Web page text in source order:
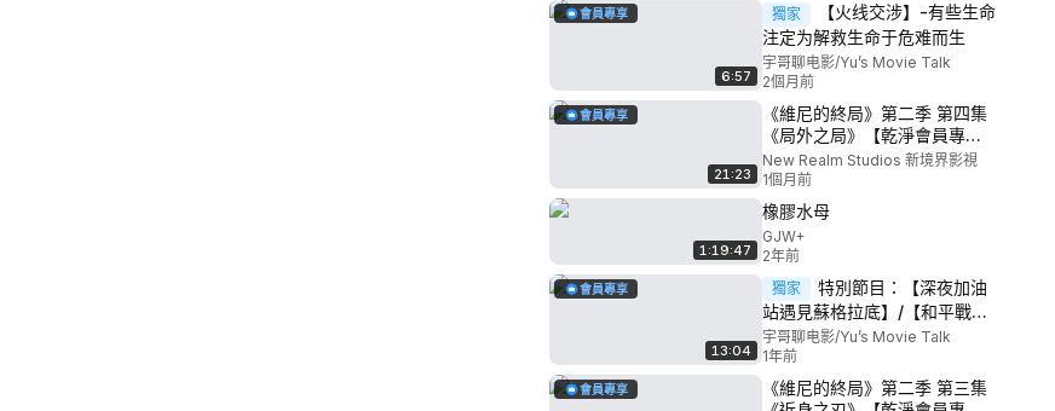
會員專享
6:57
獨家
【火线交涉】-有些生命
注定为解救生命于危难而生
宇哥聊电影/Yu’s Movie Talk
2個月前
會員專享
21:23
《維尼的終局》第二季 第四集
《局外之局》【乾淨會員專
屬】
New Realm Studios 新境界影視
1個月前
1:19:47
橡膠水母
GJW+
2年前
會員專享
13:04
獨家
特別節目：【深夜加油
站遇見蘇格拉底】/【和平戰
士】—— 迷茫的心，遇見啟迪
心靈的燈塔
宇哥聊电影/Yu’s Movie Talk
1年前
會員專享
《維尼的終局》第二季 第三集